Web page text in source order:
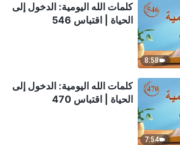
8:58
كلمات الله اليومية: الدخول إلى
الحياة | اقتباس 546
7:54
كلمات الله اليومية: الدخول إلى
الحياة | اقتباس 470